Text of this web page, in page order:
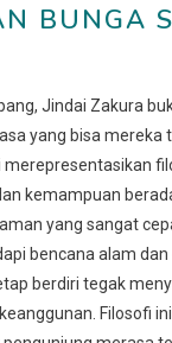
BUNGA
Jindai Zakura
yang bisa mereka
merepresentasikan
kemampuan
yang sangat
bencana alam dan
berdiri tegak
Filosofi